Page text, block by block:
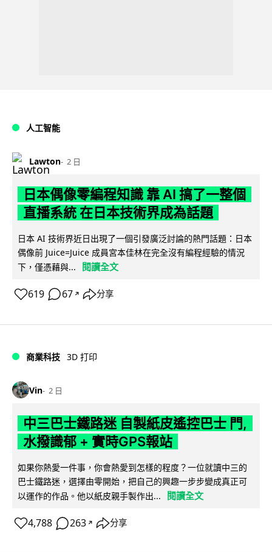
人工智能
Lawton 2 日
日本偶像零編程知識 靠 AI 搞了一整個
直播系統 在日本技術界成為話題
日本 AI 技術界近日出現了一個引發廣泛討論的熱門話題：日本
偶像前 Juice=Juice 成員宮本佳林在完全沒有編程經驗的情況
下，僅憑藉與...
閱讀全文
619 67 ↗ 分享
商業科技 3D 打印
Vin 2 日
中三巴士鐵路迷 自製紙皮遙控巴士 門,
水撥識郁 + 實時GPS報站
如果你熱愛一件事，你會熱愛到怎樣的程度？一位就讀中三的
巴士鐵路迷，選擇由零開始，把自己的興趣一步步變成真正可
以運作的作品。他以紙皮親手製作出...
閱讀全文
4,788 263 ↗ 分享